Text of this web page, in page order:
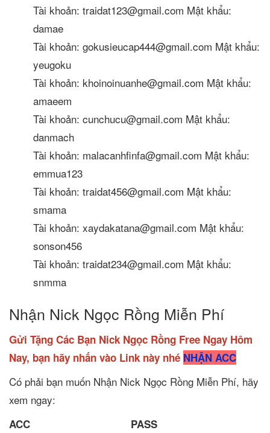
Tài khoản: traidat123@gmail.com Mật khẩu:
damae
Tài khoản: gokusieucap444@gmail.com Mật khẩu:
yeugoku
Tài khoản: khoinoinuanhe@gmail.com Mật khẩu:
amaeem
Tài khoản: cunchucu@gmail.com Mật khẩu:
danmach
Tài khoản: malacanhfinfa@gmail.com Mật khẩu:
emmua123
Tài khoản: traidat456@gmail.com Mật khẩu:
smama
Tài khoản: xaydakatana@gmail.com Mật khẩu:
sonson456
Tài khoản: traidat234@gmail.com Mật khẩu:
snmma
Nhận Nick Ngọc Rồng Miễn Phí
Gửi Tặng Các Bạn Nick Ngọc Rồng Free Ngay Hôm
Nay, bạn hãy nhấn vào Link này nhé NHẬN ACC
Có phải bạn muốn Nhận Nick Ngọc Rồng Miễn Phí, hãy
xem ngay:
ACC PASS